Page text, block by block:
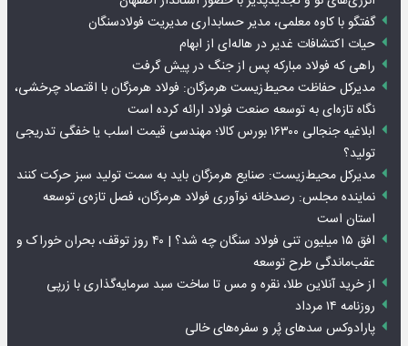
گفتگو با کاوه معلمی، مدیر حسابداری مدیریت فولادسنگان
حیات اکتشافات غدیر در هاله‌ای از ابهام
راهی که فولاد مبارکه پس از جنگ در پیش گرفت
مدیرکل حفاظت محیط‌زیست هرمزگان: فولاد هرمزگان با اقتصاد چرخشی،
نگاه تازه‌ای به توسعه صنعت فولاد ارائه کرده است
ابلاغیه جنجالی ۱۶۳۰۰ بورس کالا؛ مهندسی قیمت اسلب یا خفگی تدریجی
تولید؟
مدیرکل محیط‌زیست: صنایع هرمزگان باید به سمت تولید سبز حرکت کنند
نماینده مجلس: رصدخانه نوآوری فولاد هرمزگان، فصل تازه‌ی توسعه
استان است
افق ۱۵ میلیون تنی فولاد سنگان چه شد؟ | ۴۰ روز توقف، بحران خوراک و
عقب‌ماندگی طرح توسعه
از خرید آنلاین طلا، نقره و مس تا ساخت سبد سرمایه‌گذاری با زرپی
روزنامه ۱۴ مرداد
پارادوکس سدهای پُر و سفره‌های خالی